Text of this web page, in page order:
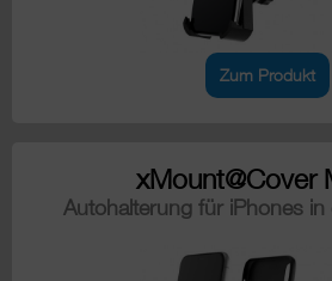
Zum Produkt
xMount@Cover
Autohalterung für iPhones in